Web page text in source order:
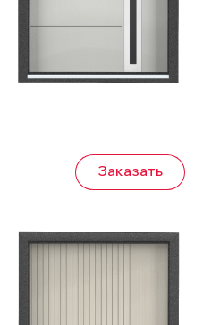
Заказать